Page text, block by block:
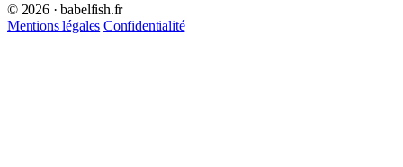
© 2026 · babelfish.fr
Mentions légales Confidentialité